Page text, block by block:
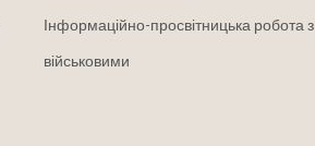
Інформаційно-просвітницька робота з
військовими